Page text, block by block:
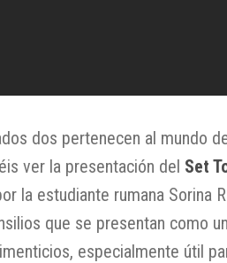
dos pertenecen al mundo
ver la presentación del Set
la estudiante rumana Sorina
que se presentan como
especialmente útil